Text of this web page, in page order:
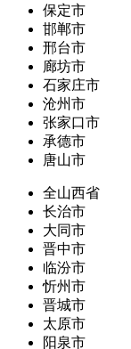
保定市
邯郸市
邢台市
廊坊市
石家庄市
沧州市
张家口市
承德市
唐山市
全山西省
长治市
大同市
晋中市
临汾市
忻州市
晋城市
太原市
阳泉市